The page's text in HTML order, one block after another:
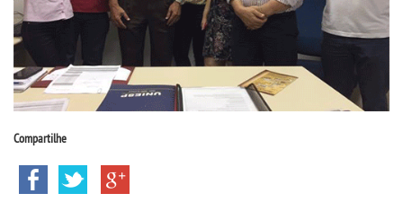
LICENCIATURAS
TECNOLÓGICOS
VESTIBULAR
INSCREVA-SE
Compartilhe